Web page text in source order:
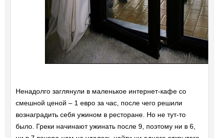
Ненадолго заглянули в маленькое интернет-кафе со
смешной ценой – 1 евро за час, после чего решили
вознаградить себя ужином в ресторане. Но не тут-то
было. Греки начинают ужинать после 9, поэтому ни в 6,